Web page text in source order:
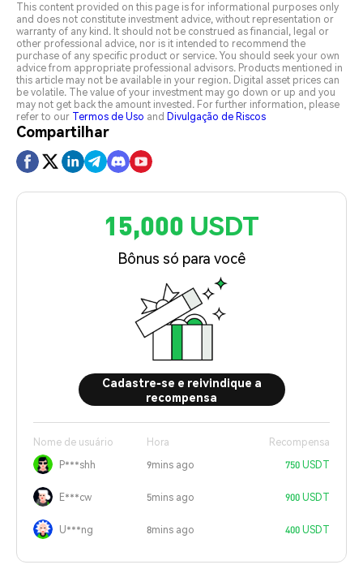
This content provided on this page is for informational purposes only
and does not constitute investment advice, without representation or
warranty of any kind. It should not be construed as financial, legal or
other professional advice, nor is it intended to recommend the
purchase of any specific product or service. You should seek your own
advice from appropriate professional advisors. Products mentioned in
this article may not be available in your region. Digital asset prices can
be volatile. The value of your investment may go down or up and you
may not get back the amount invested. For further information, please
refer to our Termos de Uso and Divulgação de Riscos
Compartilhar
15,000 USDT
Bônus só para você
Cadastre-se e reivindique a
recompensa
Nome de usuário Hora
Recompensa
P***shh
9mins ago 750 USDT
E***cw 5mins ago 900 USDT
U***ng 8mins ago 400 USDT